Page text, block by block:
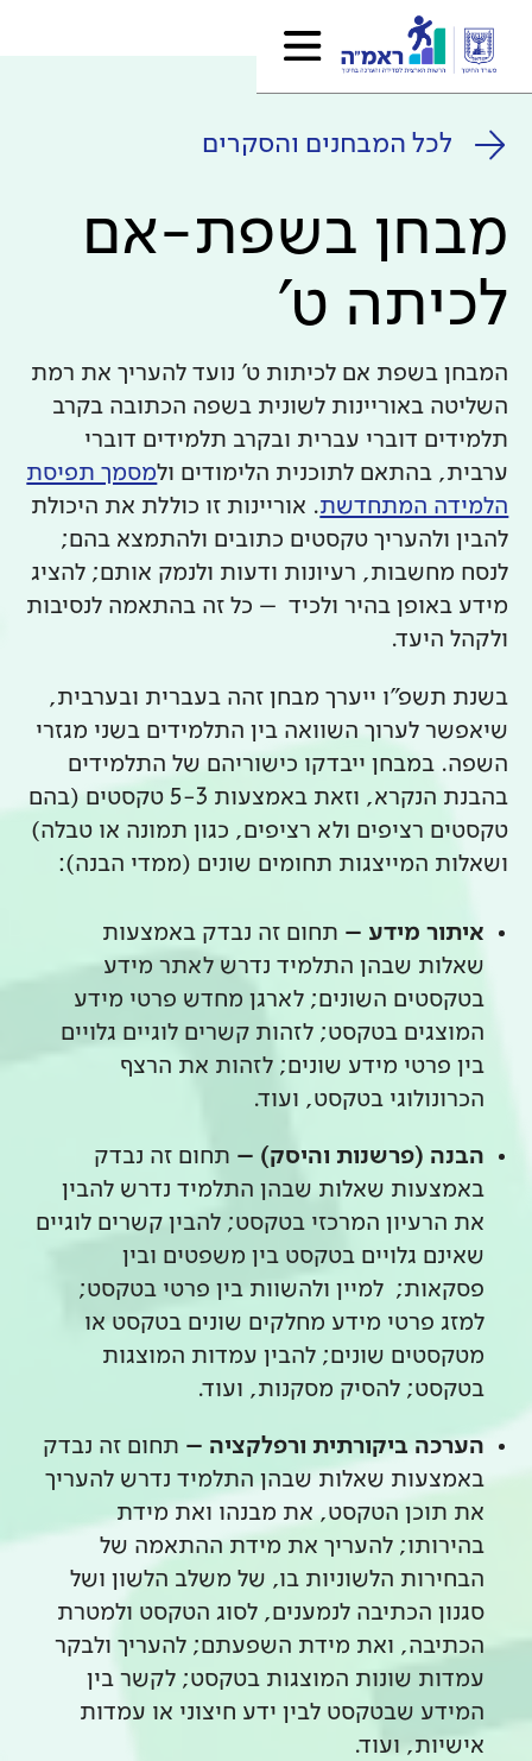
לכל המבחנים והסקרים
מבחן בשפת-אם
לכיתה ט'
המבחן בשפת אם לכיתות ט' נועד להעריך את רמת
השליטה באוריינות לשונית בשפה הכתובה בקרב
תלמידים דוברי עברית ובקרב תלמידים דוברי
ערבית, בהתאם לתוכנית הלימודים ולמסמך תפיסת
הלמידה המתחדשת. אוריינות זו כוללת את היכולת
להבין ולהעריך טקסטים כתובים ולהתמצא בהם;
לנסח מחשבות, רעיונות ודעות ולנמק אותם; להציג
מידע באופן בהיר ולכיד – כל זה בהתאמה לנסיבות
ולקהל היעד.
בשנת תשפ"ו ייערך מבחן זהה בעברית ובערבית,
שיאפשר לערוך השוואה בין התלמידים בשני מגזרי
השפה. במבחן ייבדקו כישוריהם של התלמידים
בהבנת הנקרא, וזאת באמצעות 5-3 טקסטים (בהם
טקסטים רציפים ולא רציפים, כגון תמונה או טבלה)
ושאלות המייצגות תחומים שונים (ממדי הבנה):
איתור מידע – תחום זה נבדק באמצעות
שאלות שבהן התלמיד נדרש לאתר מידע
בטקסטים השונים; לארגן מחדש פרטי מידע
המוצגים בטקסט; לזהות קשרים לוגיים גלויים
בין פרטי מידע שונים; לזהות את הרצף
הכרונולוגי בטקסט, ועוד.
הבנה (פרשנות והיסק) – תחום זה נבדק
באמצעות שאלות שבהן התלמיד נדרש להבין
את הרעיון המרכזי בטקסט; להבין קשרים לוגיים
שאינם גלויים בטקסט בין משפטים ובין
פסקאות; למיין ולהשוות בין פרטי בטקסט;
למזג פרטי מידע מחלקים שונים בטקסט או
מטקסטים שונים; להבין עמדות המוצגות
בטקסט; להסיק מסקנות, ועוד.
הערכה ביקורתית ורפלקציה – תחום זה נבדק
באמצעות שאלות שבהן התלמיד נדרש להעריך
את תוכן הטקסט, את מבנהו ואת מידת
בהירותו; להעריך את מידת ההתאמה של
הבחירות הלשוניות בו, של משלב הלשון ושל
סגנון הכתיבה לנמענים, לסוג הטקסט ולמטרת
הכתיבה, ואת מידת השפעתם; להעריך ולבקר
עמדות שונות המוצגות בטקסט; לקשר בין
המידע שבטקסט לבין ידע חיצוני או עמדות
אישיות, ועוד.